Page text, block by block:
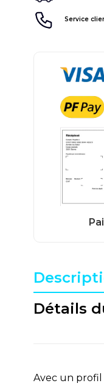
Service
Détails
Avec un profil